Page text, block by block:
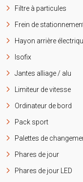
Filtre à particules
Frein de
Hayon arrière
Isofix
Jantes alliage / alu
Limiteur de vitesse
Ordinateur de bord
Pack sport
Palettes de
Phares de jour
Phares de jour LED